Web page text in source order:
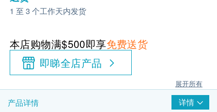
1 至 3 个工作天内发货
本店购物满$500即享免费送货
即睇全店产品
展开所有
产品详情 详情